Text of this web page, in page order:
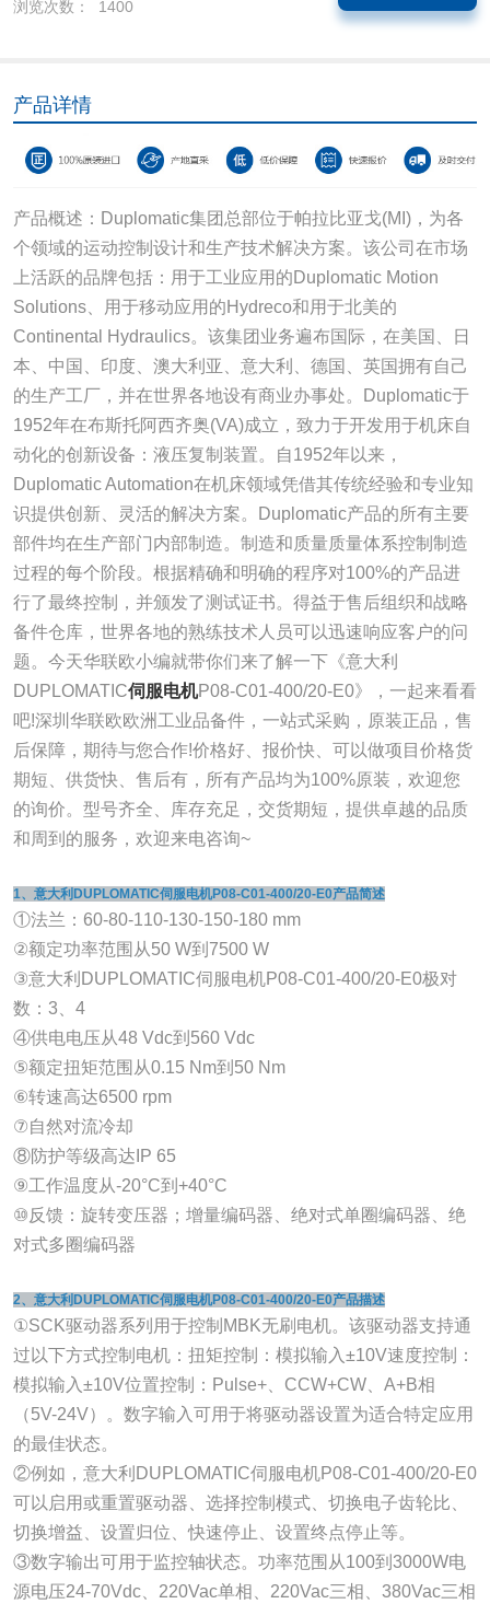
浏览次数： 1400
产品详情
产品概述：Duplomatic集团总部位于帕拉比亚戈(MI)，为各
个领域的运动控制设计和生产技术解决方案。该公司在市场
上活跃的品牌包括：用于工业应用的Duplomatic Motion
Solutions、用于移动应用的Hydreco和用于北美的
Continental Hydraulics。该集团业务遍布国际，在美国、日
本、中国、印度、澳大利亚、意大利、德国、英国拥有自己
的生产工厂，并在世界各地设有商业办事处。Duplomatic于
1952年在布斯托阿西齐奥(VA)成立，致力于开发用于机床自
动化的创新设备：液压复制装置。自1952年以来，
Duplomatic Automation在机床领域凭借其传统经验和专业知
识提供创新、灵活的解决方案。Duplomatic产品的所有主要
部件均在生产部门内部制造。制造和质量质量体系控制制造
过程的每个阶段。根据精确和明确的程序对100%的产品进
行了最终控制，并颁发了测试证书。得益于售后组织和战略
备件仓库，世界各地的熟练技术人员可以迅速响应客户的问
题。今天华联欧小编就带你们来了解一下《意大利
DUPLOMATIC伺服电机P08-C01-400/20-E0》，一起来看看
吧!深圳华联欧欧洲工业品备件，一站式采购，原装正品，售
后保障，期待与您合作!价格好、报价快、可以做项目价格货
期短、供货快、售后有，所有产品均为100%原装，欢迎您
的询价。型号齐全、库存充足，交货期短，提供卓越的品质
和周到的服务，欢迎来电咨询~
1、意大利DUPLOMATIC伺服电机P08-C01-400/20-E0产品简述
①法兰：60-80-110-130-150-180 mm
②额定功率范围从50 W到7500 W
③意大利DUPLOMATIC伺服电机P08-C01-400/20-E0极对
数：3、4
④供电电压从48 Vdc到560 Vdc
⑤额定扭矩范围从0.15 Nm到50 Nm
⑥转速高达6500 rpm
⑦自然对流冷却
⑧防护等级高达IP 65
⑨工作温度从-20°C到+40°C
⑩反馈：旋转变压器；增量编码器、绝对式单圈编码器、绝
对式多圈编码器
2、意大利DUPLOMATIC伺服电机P08-C01-400/20-E0产品描述
①SCK驱动器系列用于控制MBK无刷电机。该驱动器支持通
过以下方式控制电机：扭矩控制：模拟输入±10V速度控制：
模拟输入±10V位置控制：Pulse+、CCW+CW、A+B相
（5V-24V）。数字输入可用于将驱动器设置为适合特定应用
的最佳状态。
②例如，意大利DUPLOMATIC伺服电机P08-C01-400/20-E0
可以启用或重置驱动器、选择控制模式、切换电子齿轮比、
切换增益、设置归位、快速停止、设置终点停止等。
③数字输出可用于监控轴状态。功率范围从100到3000W电
源电压24-70Vdc、220Vac单相、220Vac三相、380Vac三相